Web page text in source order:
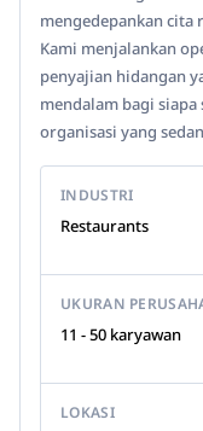
mengedepankan cita
Kami menjalankan
penyajian hidangan
mendalam bagi
organisasi yang
INDUSTRI
Restaurants
UKURAN
11 - 50 karyawan
LOKASI